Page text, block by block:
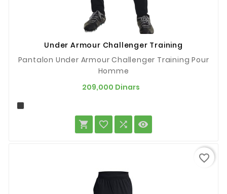
Under Armour Challenger Training
Pantalon Under Armour Challenger Training Pour
Homme
209,000 Dinars
   
favorite_border